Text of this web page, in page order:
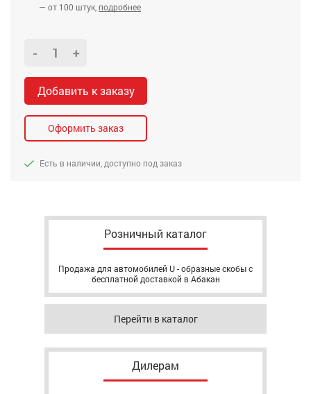
— от 100 штук, подробнее
- +
Добавить к заказу
Оформить заказ
Есть в наличии, доступно под заказ
Розничный каталог
Продажа для автомобилей U - образные скобы с
бесплатной доставкой в Абакан
Перейти в каталог
Дилерам